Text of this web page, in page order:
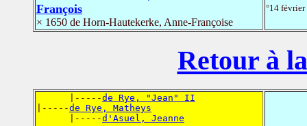
François
× 1650 de Horn-Hautekerke, Anne-Françoise
°14
Retour à
      |-----
de Rye, "Jean" II
|-----de Rye, Matheys
      |-----
d'Asuel, Jeanne